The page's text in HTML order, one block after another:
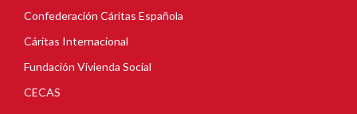
Confederación Cáritas Española
Cáritas Internacional
Fundación Vivienda Social
CECAS